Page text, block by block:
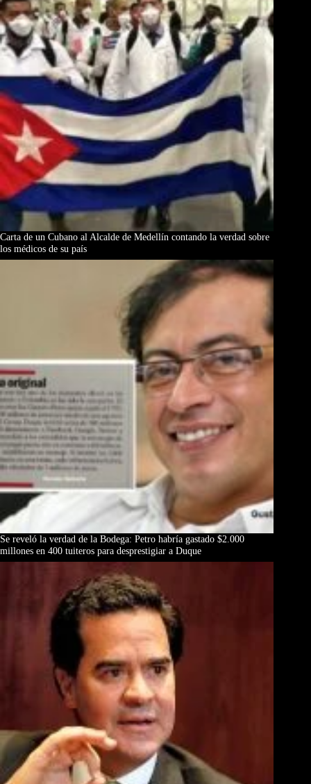
Carta de un Cubano al Alcalde de Medellín contando la verdad sobre
los médicos de su país
Se reveló la verdad de la Bodega: Petro habría gastado $2.000
millones en 400 tuiteros para desprestigiar a Duque